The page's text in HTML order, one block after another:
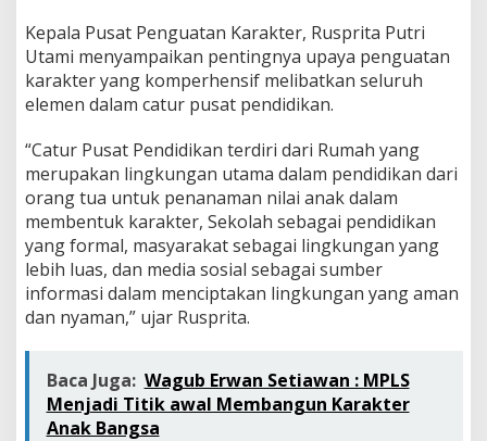
Kepala Pusat Penguatan Karakter, Rusprita Putri
Utami menyampaikan pentingnya upaya penguatan
karakter yang komperhensif melibatkan seluruh
elemen dalam catur pusat pendidikan.
“Catur Pusat Pendidikan terdiri dari Rumah yang
merupakan lingkungan utama dalam pendidikan dari
orang tua untuk penanaman nilai anak dalam
membentuk karakter, Sekolah sebagai pendidikan
yang formal, masyarakat sebagai lingkungan yang
lebih luas, dan media sosial sebagai sumber
informasi dalam menciptakan lingkungan yang aman
dan nyaman,” ujar Rusprita.
Baca Juga: Wagub Erwan Setiawan : MPLS
Menjadi Titik awal Membangun Karakter
Anak Bangsa